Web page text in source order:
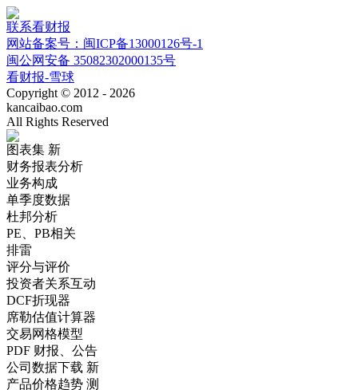
联系看财报
网站备案号：闽ICP备13000126号-1
闽公网安备 35082302000135号
看财报-雪球
Copyright © 2012 - 2026
kancaibao.com
All Rights Reserved
图表集 新
财务报表分析
业务构成
单季度数据
杜邦分析
PE、PB相关
排雷
评分与评价
投资者关系互动
DCF折现器
席勒估值计算器
交易网格模型
PDF 财报、公告
公司数据下载 新
产品价格趋势 测